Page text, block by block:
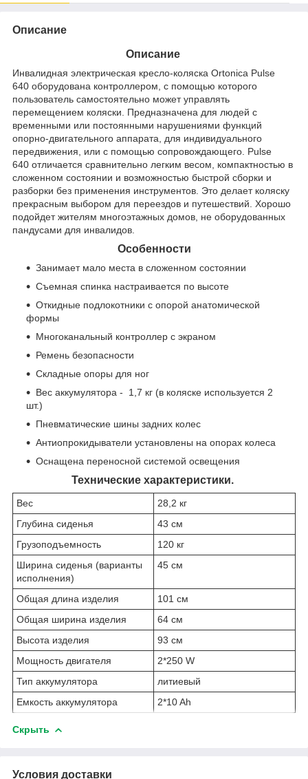
Описание
Описание
Инвалидная электрическая кресло-коляска Ortonica Pulse
640 оборудована контроллером, с помощью которого
пользователь самостоятельно может управлять
перемещением коляски. Предназначена для людей с
временными или постоянными нарушениями функций
опорно-двигательного аппарата, для индивидуального
передвижения, или с помощью сопровождающего. Pulse
640 отличается сравнительно легким весом, компактностью в
сложенном состоянии и возможностью быстрой сборки и
разборки без применения инструментов. Это делает коляску
прекрасным выбором для переездов и путешествий. Хорошо
подойдет жителям многоэтажных домов, не оборудованных
пандусами для инвалидов.
Особенности
Занимает мало места в сложенном состоянии
Съемная спинка настраивается по высоте
Откидные подлокотники с опорой анатомической
формы
Многоканальный контроллер с экраном
Ремень безопасности
Складные опоры для ног
Вес аккумулятора - 1,7 кг (в коляске используется 2
шт.)
Пневматические шины задних колес
Антиопрокидыватели установлены на опорах колеса
Оснащена переносной системой освещения
Технические характеристики.
Вес
28,2 кг
Глубина сиденья
43 см
Грузоподъемность
120 кг
Ширина сиденья (варианты
исполнения)
45 см
Общая длина изделия
101 см
Общая ширина изделия
64 см
Высота изделия
93 см
Мощность двигателя
2*250 W
Тип аккумулятора
литиевый
Емкость аккумулятора
2*10 Ah
Скрыть
Условия доставки